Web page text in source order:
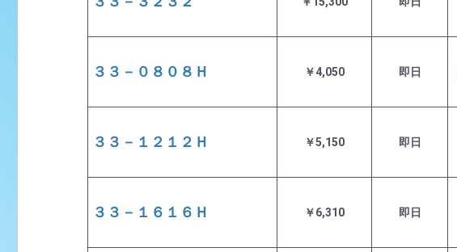
３３－０８０８Ｈ ￥4,050 即日
３３－１２１２Ｈ ￥5,150 即日
３３－１６１６Ｈ ￥6,310 即日